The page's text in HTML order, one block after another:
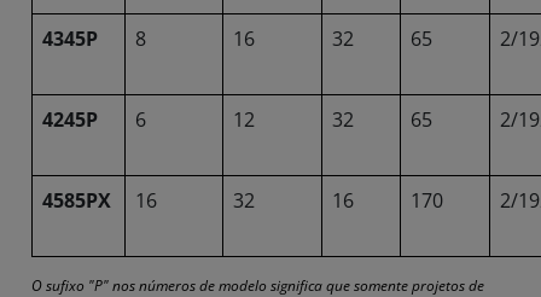
4345P 8 16 32 65 2/
4245P 6 12 32 65 2/
4585PX 16 32 16 170 2/
O sufixo "P" nos números de modelo significa que somente projetos de